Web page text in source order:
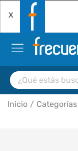
X
Inicio Categorías